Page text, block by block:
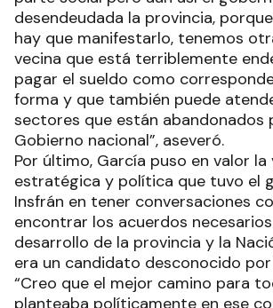
desendeudada la provincia,
hay que manifestarlo, tenemos
vecina que está terriblemente
pagar el sueldo como
forma y que también puede
sectores que están abandonados
Gobierno nacional”, aseveró.
Por último, García puso en valor la
estratégica y política que tuvo el
Insfrán en tener conversaciones
encontrar los acuerdos
desarrollo de la provincia y la
era un candidato desconocido
“Creo que el mejor camino para